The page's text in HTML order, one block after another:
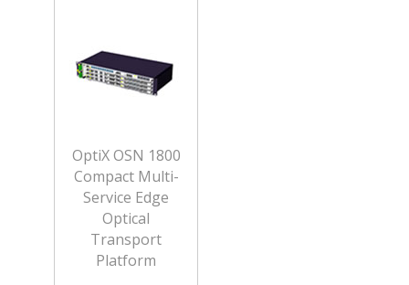
OptiX OSN 1800
Compact Multi-
Service Edge
Optical
Transport
Platform